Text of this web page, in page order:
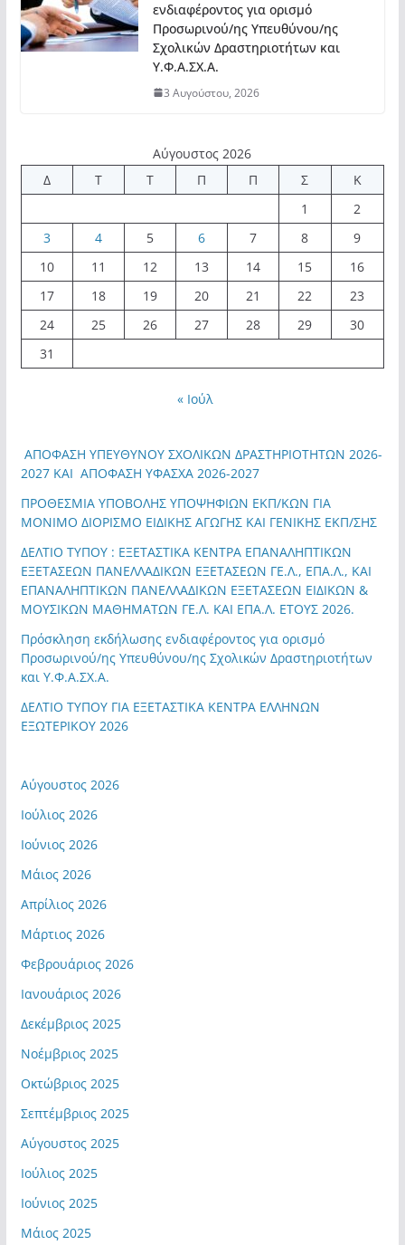
ενδιαφέροντος για ορισμό
Προσωρινού/ης Υπευθύνου/ης
Σχολικών Δραστηριοτήτων και
Υ.Φ.Α.ΣΧ.Α.
3 Αυγούστου, 2026
Αύγουστος 2026
Δ
Τ Τ Π Π Σ
Κ
1
2
3
4 5 6 7 8
9
10
11 12 13 14 15
16
17
18 19 20 21 22
23
24
25 26 27 28 29
30
31
« Ιούλ
ΑΠΟΦΑΣΗ ΥΠΕΥΘΥΝΟΥ ΣΧΟΛΙΚΩΝ ΔΡΑΣΤΗΡΙΟΤΗΤΩΝ 2026-
2027 ΚΑΙ ΑΠΟΦΑΣΗ ΥΦΑΣΧΑ 2026-2027
ΠΡΟΘΕΣΜΙΑ ΥΠΟΒΟΛΗΣ ΥΠΟΨΗΦΙΩΝ ΕΚΠ/ΚΩΝ ΓΙΑ
ΜΟΝΙΜΟ ΔΙΟΡΙΣΜΟ ΕΙΔΙΚΗΣ ΑΓΩΓΗΣ ΚΑΙ ΓΕΝΙΚΗΣ ΕΚΠ/ΣΗΣ
ΔΕΛΤΙΟ ΤΥΠΟΥ : ΕΞΕΤΑΣΤΙΚΑ ΚΕΝΤΡΑ ΕΠΑΝΑΛΗΠΤΙΚΩΝ
ΕΞΕΤΑΣΕΩΝ ΠΑΝΕΛΛΑΔΙΚΩΝ ΕΞΕΤΑΣΕΩΝ ΓΕ.Λ., ΕΠΑ.Λ., ΚΑΙ
ΕΠΑΝΑΛΗΠΤΙΚΩΝ ΠΑΝΕΛΛΑΔΙΚΩΝ ΕΞΕΤΑΣΕΩΝ ΕΙΔΙΚΩΝ &
ΜΟΥΣΙΚΩΝ ΜΑΘΗΜΑΤΩΝ ΓΕ.Λ. ΚΑΙ ΕΠΑ.Λ. ΕΤΟΥΣ 2026.
Πρόσκληση εκδήλωσης ενδιαφέροντος για ορισμό
Προσωρινού/ης Υπευθύνου/ης Σχολικών Δραστηριοτήτων
και Υ.Φ.Α.ΣΧ.Α.
ΔΕΛΤΙΟ ΤΥΠΟΥ ΓΙΑ ΕΞΕΤΑΣΤΙΚΑ ΚΕΝΤΡΑ ΕΛΛΗΝΩΝ
ΕΞΩΤΕΡΙΚΟΥ 2026
Αύγουστος 2026
Ιούλιος 2026
Ιούνιος 2026
Μάιος 2026
Απρίλιος 2026
Μάρτιος 2026
Φεβρουάριος 2026
Ιανουάριος 2026
Δεκέμβριος 2025
Νοέμβριος 2025
Οκτώβριος 2025
Σεπτέμβριος 2025
Αύγουστος 2025
Ιούλιος 2025
Ιούνιος 2025
Μάιος 2025